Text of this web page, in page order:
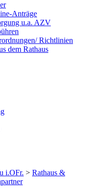
Anträge
u.a. AZV
Richtlinien
dem Rathaus
i.OFr. > Rathaus &